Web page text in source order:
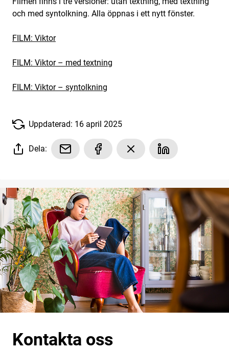
och med syntolkning. Alla öppnas i ett nytt fönster.
FILM: Viktor
FILM: Viktor – med textning
FILM: Viktor – syntolkning
Uppdaterad: 16 april 2025
Dela:
Kontakta oss